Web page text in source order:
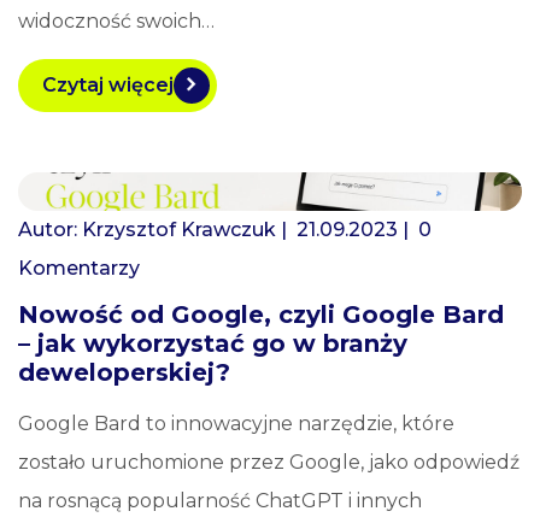
widoczność swoich…
Czytaj więcej
Autor: Krzysztof Krawczuk | 21.09.2023 | 0
Komentarzy
Nowość od Google, czyli Google Bard
– jak wykorzystać go w branży
deweloperskiej?
Google Bard to innowacyjne narzędzie, które
zostało uruchomione przez Google, jako odpowiedź
na rosnącą popularność ChatGPT i innych